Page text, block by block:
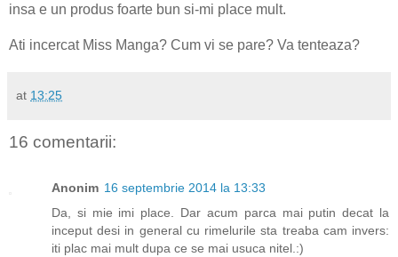
insa e un produs foarte bun si-mi place mult.
Ati incercat Miss Manga? Cum vi se pare? Va tenteaza?
at 13:25
16 comentarii:
Anonim 16 septembrie 2014 la 13:33
Da, si mie imi place. Dar acum parca mai putin decat la
inceput desi in general cu rimelurile sta treaba cam invers:
iti plac mai mult dupa ce se mai usuca nitel.:)